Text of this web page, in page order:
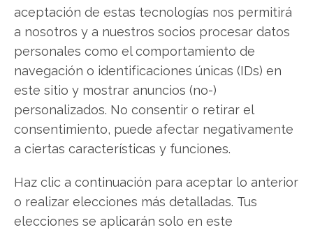
aceptación de estas tecnologías nos permitirá
a nosotros y a nuestros socios procesar datos
personales como el comportamiento de
navegación o identificaciones únicas (IDs) en
este sitio y mostrar anuncios (no-)
personalizados. No consentir o retirar el
consentimiento, puede afectar negativamente
a ciertas características y funciones.
Haz clic a continuación para aceptar lo anterior
o realizar elecciones más detalladas. Tus
elecciones se aplicarán solo en este
Alibaba
Compartir este artículo
Twitter
LinkedIn